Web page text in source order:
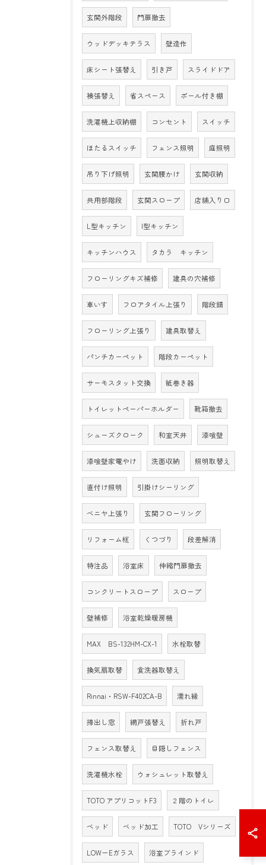
玄関外階段 門扉撤去
ウッドデッキテラス 壁造作
床シート張替え 引き戸 スライドドア
襖張替え 省スペース ポール付き棚
洗濯機上収納棚 コンセント スイッチ
ほたるスイッチ フェンス照明 庭照明
吊り下げ照明 玄関腰かけ 玄関収納
共用部階段 玄関スロープ 店舗入り口
L型キッチン I型キッチン
キッチンハウス タカラ キッチン
フローリングキズ補修 建具の穴補修
車いす フロアタイル上張り 階段錆
フローリング上張り 建具取替え
パンチカーペット 階段カーペット
サーモスタット交換 紙巻き器
トイレットペーパーホルダー 靴箱撤去
シューズクローク 和室天井 漆喰壁
漆喰壁家電やけ 洗面収納 照明取替え
直付け照明 引掛けシーリング
ベニヤ上張り 玄関フローリング
リフォーム框 くつづり 段差解消
特注品 浴室床 伸縮門扉撤去
コンクリートスロープ スロープ
壁補修 浴室乾燥暖房機
MAX BS-132HM-CX-1 水栓取替
換気扇取替 食洗器取替え
Rinnai・RSW-F402CA-B 濡れ縁
掃出し窓 網戸張替え 折れ戸
フェンス取替え 目隠しフェンス
洗濯機水栓 ウォシュレット取替え
TOTO アプリコットF3 ２階のトイレ
ベッド ベッド加工 TOTO Vシリーズ
LOW－Eガラス 浴室ブラインド